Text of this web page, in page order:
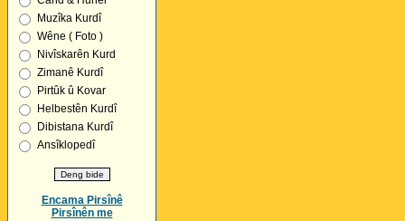
Muzîka Kurdî
Wêne ( Foto )
Nivîskarên Kurd
Zimanê Kurdî
Pirtûk û Kovar
Helbestên Kurdî
Dibistana Kurdî
Ansîklopedî
Encama Pirsînê
Pirsînên me